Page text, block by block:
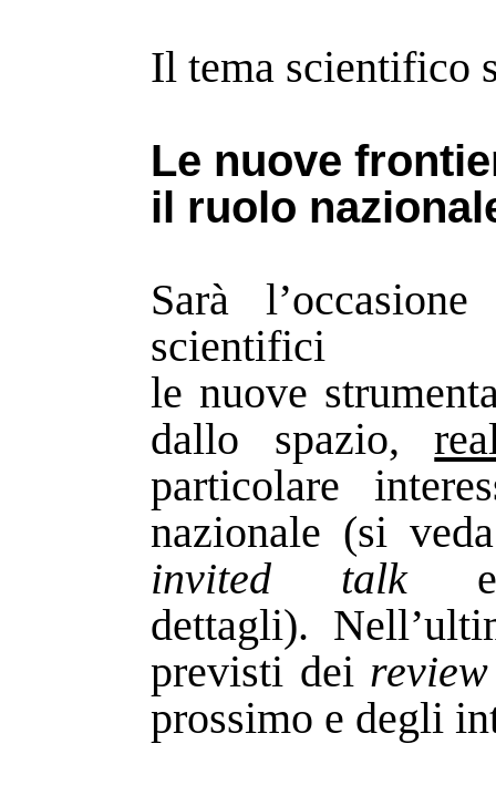
Il tema scientifico
Le nuove
il ruolo
Sarà
le nuove
dallo spazio,
particolare
nazionale (si
invited talke
dettagli).
previsti dei
prossimo e degli